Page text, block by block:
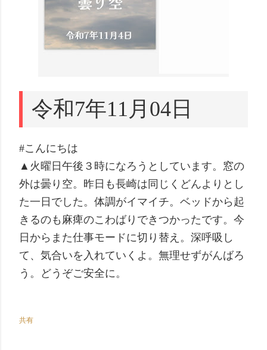
令和7年11月04日
#こんにちは
▲火曜日午後３時になろうとしています。窓の
外は曇り空。昨日も長崎は同じくどんよりとし
た一日でした。体調がイマイチ。ベッドから起
きるのも麻痺のこわばりできつかったです。今
日からまた仕事モードに切り替え。深呼吸し
て、気合いを入れていくよ。無理せずがんばろ
う。どうぞご安全に。
共有